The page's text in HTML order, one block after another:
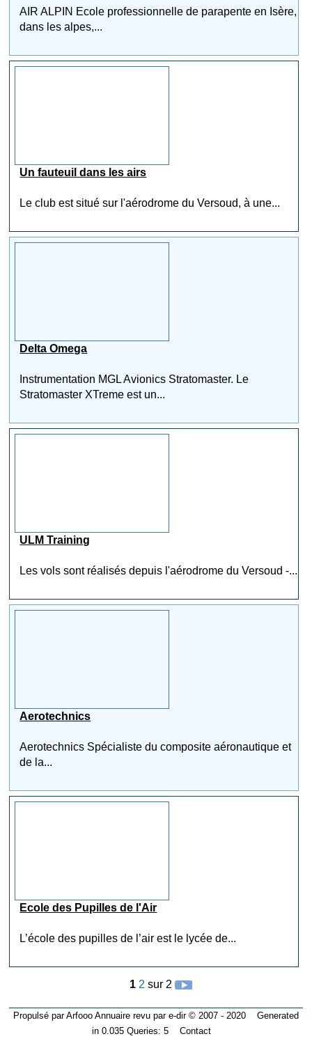
AIR ALPIN Ecole professionnelle de parapente en Isère,
dans les alpes,...
Un fauteuil dans les airs
Le club est situé sur l'aérodrome du Versoud, à une...
Delta Omega
Instrumentation MGL Avionics Stratomaster. Le
Stratomaster XTreme est un...
ULM Training
Les vols sont réalisés depuis l'aérodrome du Versoud -...
Aerotechnics
Aerotechnics Spécialiste du composite aéronautique et
de la...
Ecole des Pupilles de l'Air
L’école des pupilles de l’air est le lycée de...
1 2 sur 2
Propulsé par Arfooo Annuaire revu par e-dir © 2007 - 2020 Generated
in 0.035 Queries: 5Contact